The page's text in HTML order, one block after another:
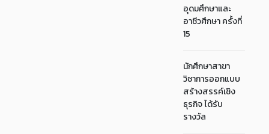
อุดมศึกษาและ
อาชีวศึกษา ครั้งที่
15
นักศึกษาสาขา
วิชาการออกแบบ
สร้างสรรค์เชิง
ธุรกิจ ได้รับ
รางวัล